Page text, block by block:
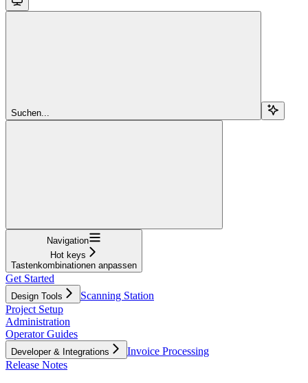
Suchen...
Navigation
Hot keys
Tastenkombinationen anpassen
Get Started
Design Tools
Scanning Station
Project Setup
Administration
Operator Guides
Developer & Integrations
Invoice Processing
Release Notes